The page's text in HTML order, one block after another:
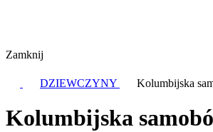
Zamknij
DZIEWCZYNY Kolumbijska
Kolumbijska